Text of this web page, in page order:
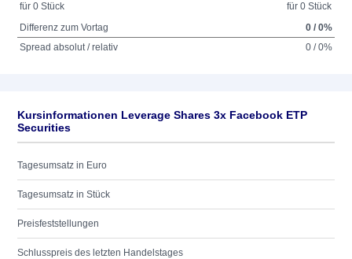
für 0 Stück
für 0 Stück
Differenz zum Vortag
0 / 0%
Spread absolut / relativ
0 / 0%
Kursinformationen Leverage Shares 3x Facebook ETP
Securities
Tagesumsatz in Euro
Tagesumsatz in Stück
Preisfeststellungen
Schlusspreis des letzten Handelstages